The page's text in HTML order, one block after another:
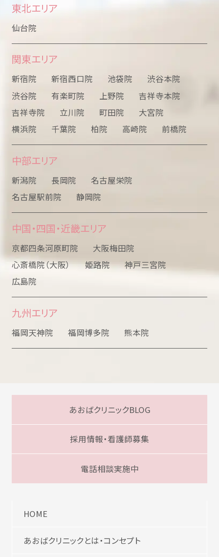
東北エリア
仙台院
関東エリア
新宿院 新宿西口院 池袋院
渋谷本院
渋谷院
有楽町院 上野院
吉祥寺本院
吉祥寺院
立川院 町田院
大宮院
横浜院
千葉院 柏院 高崎院 前橋院
中部エリア
新潟院 長岡院
名古屋栄院
名古屋駅前院
静岡院
中国・四国・近畿エリア
京都四条河原町院
大阪梅田院
心斎橋院（大阪）
姫路院
神戸三宮院
広島院
九州エリア
福岡天神院 福岡博多院 熊本院
あおばクリニックBLOG
採用情報・看護師募集
電話相談実施中
HOME
あおばクリニックとは・コンセプト